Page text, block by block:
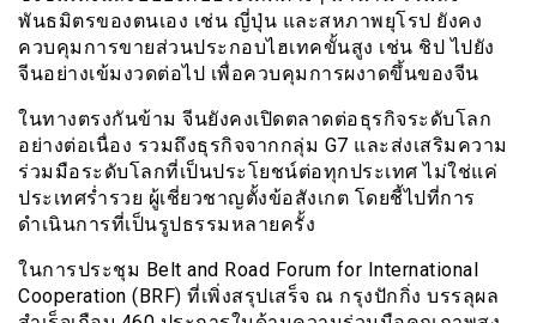
พันธมิตรของตนเอง เช่น ญี่ปุ่น และสหภาพยุโรป ยังคง
ควบคุมการขายส่วนประกอบไฮเทคขั้นสูง เช่น ชิป ไปยัง
จีนอย่างเข้มงวดต่อไป เพื่อควบคุมการผงาดขึ้นของจีน
ในทางตรงกันข้าม จีนยังคงเปิดตลาดต่อธุรกิจระดับโลก
อย่างต่อเนื่อง รวมถึงธุรกิจจากกลุ่ม G7 และส่งเสริมความ
ร่วมมือระดับโลกที่เป็นประโยชน์ต่อทุกประเทศ ไม่ใช่แค่
ประเทศร่ำรวย ผู้เชี่ยวชาญตั้งข้อสังเกต โดยชี้ไปที่การ
ดำเนินการที่เป็นรูปธรรมหลายครั้ง
ในการประชุม Belt and Road Forum for International
Cooperation (BRF) ที่เพิ่งสรุปเสร็จ ณ กรุงปักกิ่ง บรรลุผล